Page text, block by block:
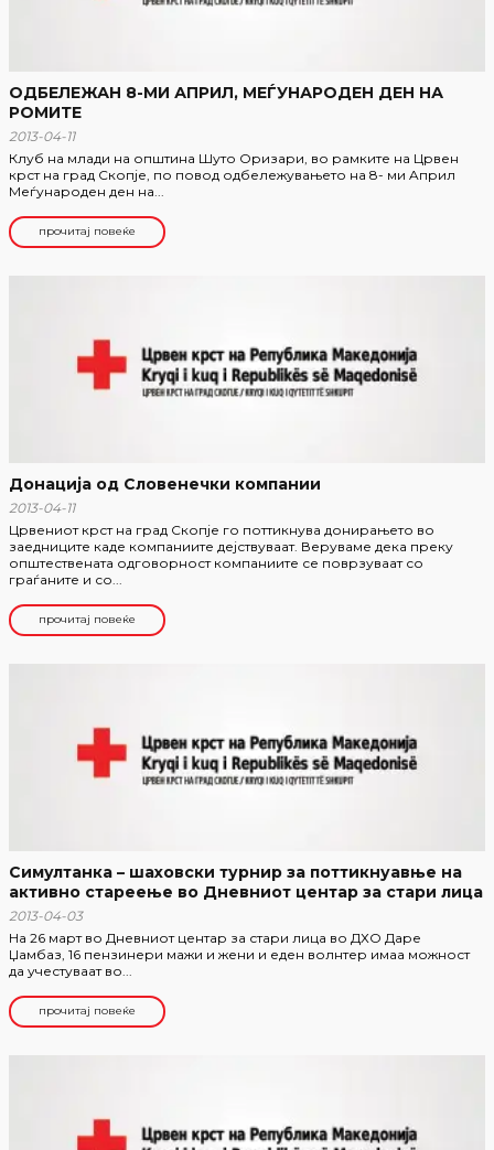
ОДБЕЛЕЖАН 8-МИ АПРИЛ, МЕЃУНАРОДЕН ДЕН НА
РОМИТЕ
2013-04-11
Клуб на млади на општина Шуто Оризари, во рамките на Црвен
крст на град Скопје, по повод одбележувањето на 8- ми Aприл
Меѓународен ден на...
прочитај повеќе
Донација од Словенечки компании
2013-04-11
Црвениот крст на град Скопје го поттикнува донирањето во
заедниците каде компаниите дејствуваат. Веруваме дека преку
општествената одговорност компаниите се поврзуваат со
граѓаните и со...
прочитај повеќе
Симултанка – шаховски турнир за поттикнуавње на
активно стареење во Дневниот центар за стари лица
2013-04-03
На 26 март во Дневниот центар за стари лица во ДХО Даре
Џамбаз, 16 пензинери мажи и жени и еден волнтер имаа можност
да учестуваат во...
прочитај повеќе